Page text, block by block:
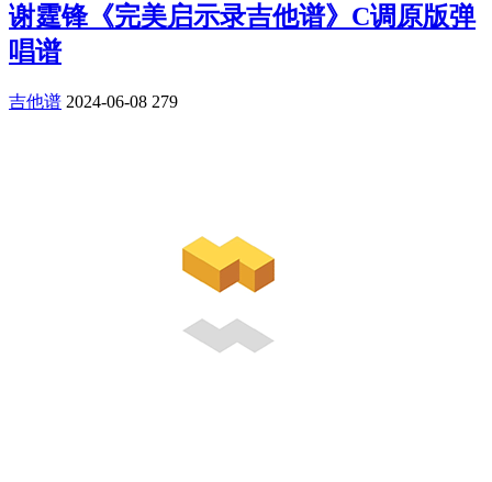
谢霆锋《完美启示录吉他谱》C调原版弹
唱谱
吉他谱 2024-06-08 279